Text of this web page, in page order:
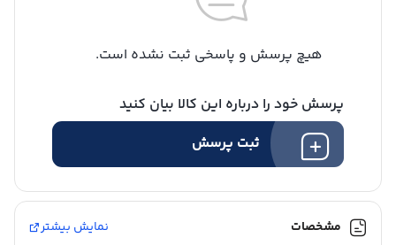
هیچ پرسش و پاسخی ثبت نشده است.
پرسش خود را درباره این کالا بیان کنید
ثبت پرسش
مشخصات نمایش بیشتر